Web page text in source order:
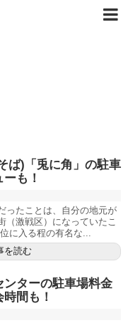
ば)「兎に角」の駐車
も！
ったことは、自分の地元が
（激戦区）になっていたこ
に入る程の有名な...
を読む
ターの駐車場料金
間も！